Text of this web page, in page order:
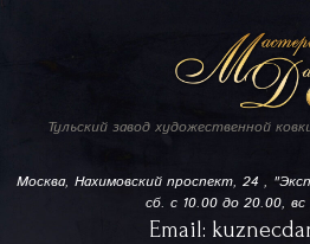
Тульский завод художественной
Москва, Нахимовский проспект, 24 ,
сб. с 10.00 до 20.00, вс
Email: